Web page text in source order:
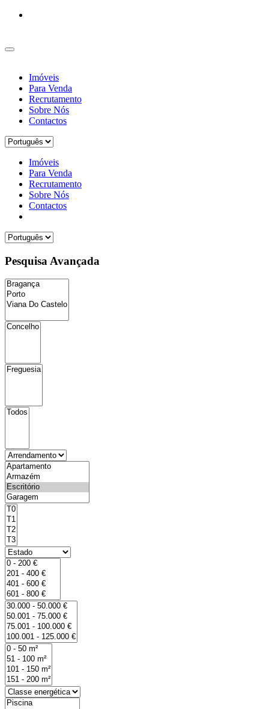
Imóveis
Para Venda
Recrutamento
Sobre Nós
Contactos
Imóveis
Para Venda
Recrutamento
Sobre Nós
Contactos
Pesquisa Avançada